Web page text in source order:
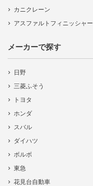
カニクレーン
アスファルトフィニッシャー
メーカーで探す
日野
三菱ふそう
トヨタ
ホンダ
スバル
ダイハツ
ボルボ
東急
花見台自動車